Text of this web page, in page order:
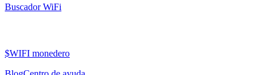
Buscador WiFi
$WIFI monedero